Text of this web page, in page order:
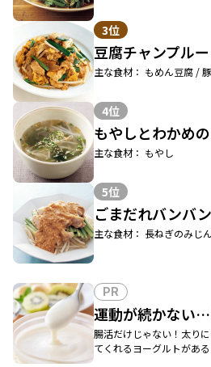
3位
豆腐チャンプルー
主な食材： もめん豆腐 /
4位
もやしとわかめ
主な食材： もやし
5位
ごまだれバンバ
主な食材： 長ねぎのみじ
PR
運動が続かない
腸活だけじゃない！太り
てくれるヨーグルトがあ